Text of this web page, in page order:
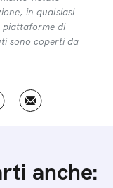
in qualsiasi
piattaforme di
sono coperti da
anche: